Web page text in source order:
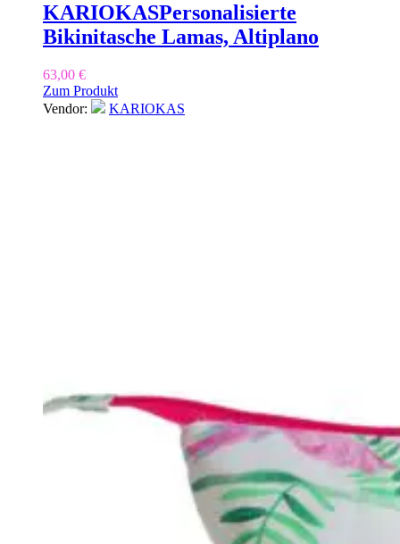
KARIOKASPersonalisierte
Bikinitasche Lamas, Altiplano
63,00 €
Zum Produkt
Vendor:
KARIOKAS